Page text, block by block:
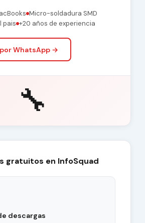
Micro-soldadura SMD
pais +20 años de experiencia
WhatsApp →
🔧
gratuitos en InfoSquad
descargas